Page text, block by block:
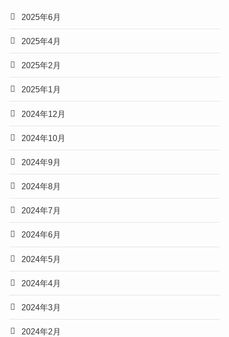
2025年6月
2025年4月
2025年2月
2025年1月
2024年12月
2024年10月
2024年9月
2024年8月
2024年7月
2024年6月
2024年5月
2024年4月
2024年3月
2024年2月